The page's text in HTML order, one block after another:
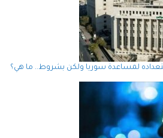
لمساعدة سوريا ولكن بشروط.. ما هي؟